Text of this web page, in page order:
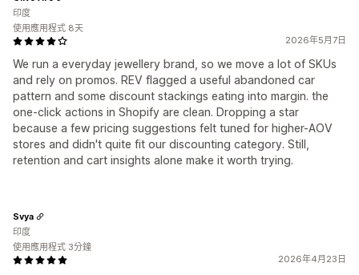
2026年5月7日
We run a everyday jewellery brand, so we move a lot of SKUs
and rely on promos. REV flagged a useful abandoned car
pattern and some discount stackings eating into margin. the
one-click actions in Shopify are clean. Dropping a star
because a few pricing suggestions felt tuned for higher-AOV
stores and didn't quite fit our discounting category. Still,
retention and cart insights alone make it worth trying.
印度
使用應用程式 8天
2026年4月23日
Svya
印度
使用應用程式 3分鐘